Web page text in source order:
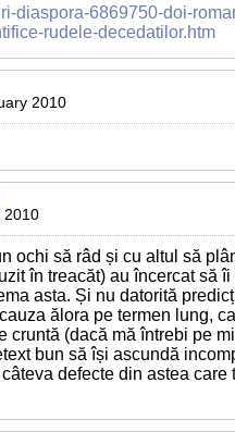
diaspora-6869750-doi-
rudele-decedatilor.htm
2010
2010
ochi să râd și cu altul să
în treacăt) au încercat să
asta. Și nu datorită
ălora pe termen lung,
cruntă (dacă mă întrebi pe
bun să își ascundă
defecte din astea care